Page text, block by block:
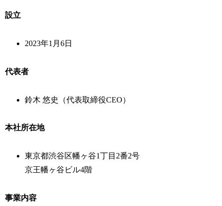
設立
2023年1月6日
代表者
鈴木 悠史（代表取締役CEO）
本社所在地
東京都渋谷区幡ヶ谷1丁目2番2号
京王幡ヶ谷ビル4階
事業内容